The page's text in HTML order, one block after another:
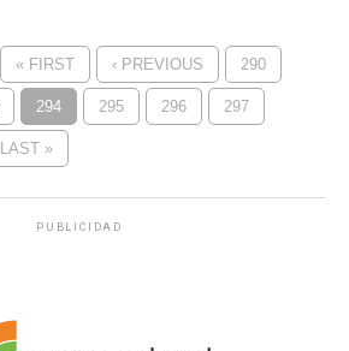
« FIRST ‹ PREVIOUS 290
294 295 296 297
LAST »
PUBLICIDAD